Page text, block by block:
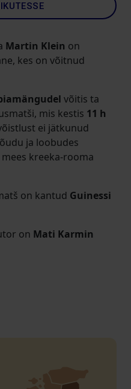
Martin Klein on
kes on võitnud
võitis ta
mis kestis 11 h
ei jätkunud
ja loobudes
kreeka-rooma
on kantud Guinessi
on Mati Karmin